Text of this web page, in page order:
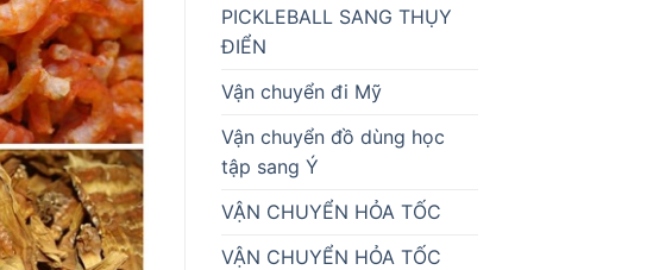
PICKLEBALL SANG THỤY
ĐIỂN
Vận chuyển đi Mỹ
Vận chuyển đồ dùng học
tập sang Ý
VẬN CHUYỂN HỎA TỐC
VẬN CHUYỂN HỎA TỐC